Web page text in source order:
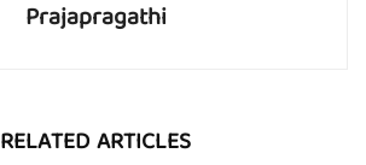
Prajapragathi
RELATED ARTICLES